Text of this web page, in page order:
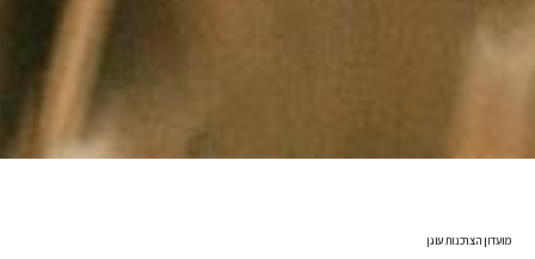
מועדון הצרכנות עוגן